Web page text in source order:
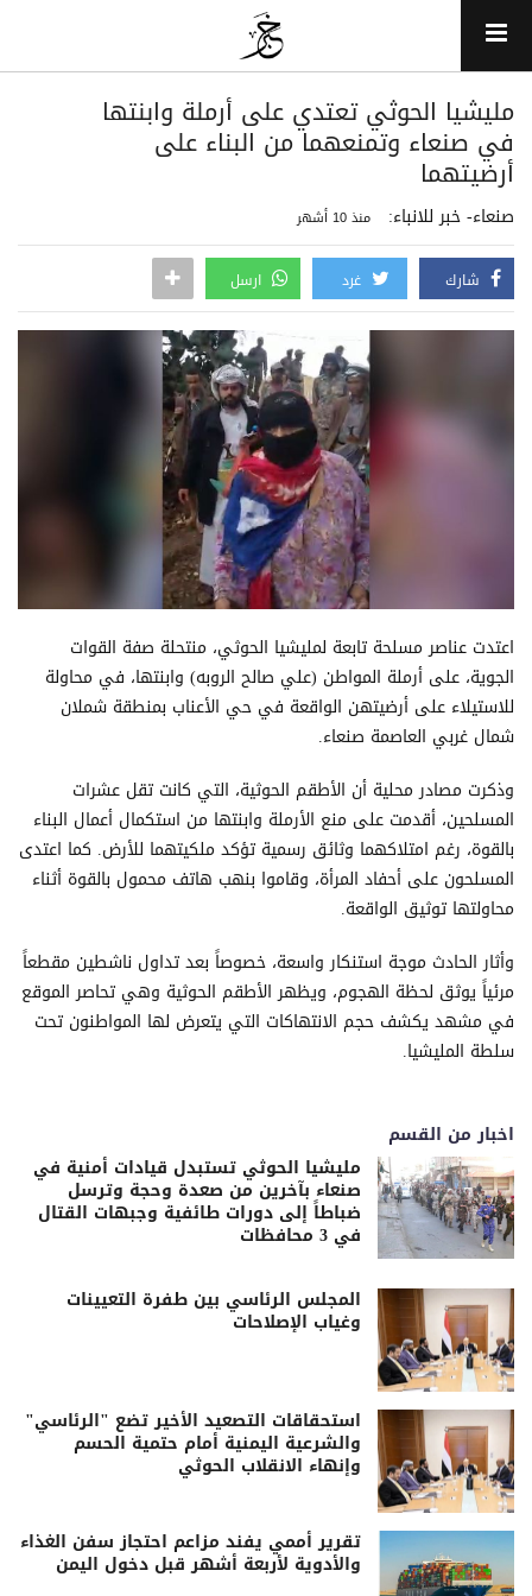
مليشيا الحوثي تعتدي على أرملة وابنتها
في صنعاء وتمنعهما من البناء على
أرضيتهما
صنعاء- خبر للانباء: منذ 10 أشهر
شارك غرد ارسل
اعتدت عناصر مسلحة تابعة لمليشيا الحوثي، منتحلة صفة القوات
الجوية، على أرملة المواطن (علي صالح الروبه) وابنتها، في محاولة
للاستيلاء على أرضيتهن الواقعة في حي الأعناب بمنطقة شملان
شمال غربي العاصمة صنعاء.
وذكرت مصادر محلية أن الأطقم الحوثية، التي كانت تقل عشرات
المسلحين، أقدمت على منع الأرملة وابنتها من استكمال أعمال البناء
بالقوة، رغم امتلاكهما وثائق رسمية تؤكد ملكيتهما للأرض. كما اعتدى
المسلحون على أحفاد المرأة، وقاموا بنهب هاتف محمول بالقوة أثناء
محاولتها توثيق الواقعة.
وأثار الحادث موجة استنكار واسعة، خصوصاً بعد تداول ناشطين مقطعاً
مرئياً يوثق لحظة الهجوم، ويظهر الأطقم الحوثية وهي تحاصر الموقع
في مشهد يكشف حجم الانتهاكات التي يتعرض لها المواطنون تحت
سلطة المليشيا.
اخبار من القسم
مليشيا الحوثي تستبدل قيادات أمنية في
صنعاء بآخرين من صعدة وحجة وترسل
ضباطاً إلى دورات طائفية وجبهات القتال
في 3 محافظات
المجلس الرئاسي بين طفرة التعيينات
وغياب الإصلاحات
استحقاقات التصعيد الأخير تضع "الرئاسي"
والشرعية اليمنية أمام حتمية الحسم
وإنهاء الانقلاب الحوثي
تقرير أممي يفند مزاعم احتجاز سفن الغذاء
والأدوية لأربعة أشهر قبل دخول اليمن